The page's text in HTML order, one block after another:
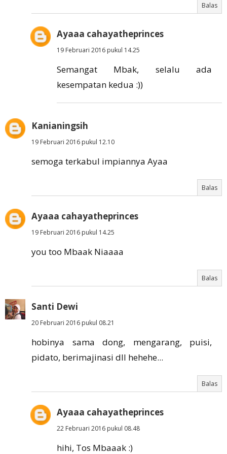
Balas
Ayaaa cahayatheprinces
19 Februari 2016 pukul 14.25
Semangat Mbak, selalu ada
kesempatan kedua :))
Kanianingsih
19 Februari 2016 pukul 12.10
semoga terkabul impiannya Ayaa
Balas
Ayaaa cahayatheprinces
19 Februari 2016 pukul 14.25
you too Mbaak Niaaaa
Balas
Santi Dewi
20 Februari 2016 pukul 08.21
hobinya sama dong, mengarang, puisi,
pidato, berimajinasi dll hehehe...
Balas
Ayaaa cahayatheprinces
22 Februari 2016 pukul 08.48
hihi, Tos Mbaaak :)